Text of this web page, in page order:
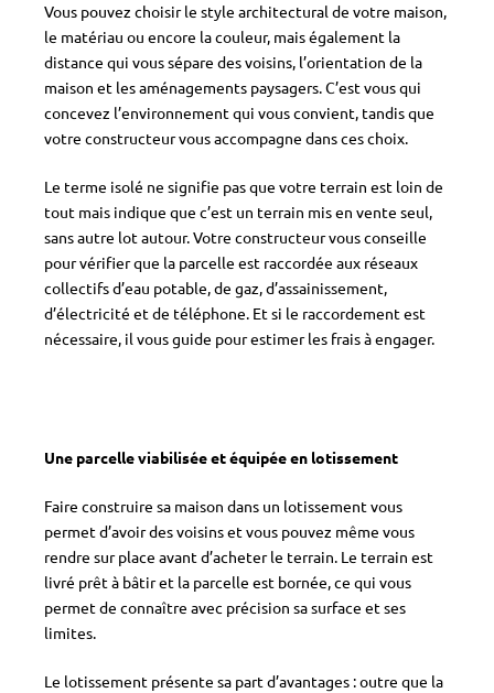
Vous pouvez choisir le style architectural de votre maison,
le matériau ou encore la couleur, mais également la
distance qui vous sépare des voisins, l’orientation de la
maison et les aménagements paysagers. C’est vous qui
concevez l’environnement qui vous convient, tandis que
votre constructeur vous accompagne dans ces choix.
Le terme isolé ne signifie pas que votre terrain est loin de
tout mais indique que c’est un terrain mis en vente seul,
sans autre lot autour. Votre constructeur vous conseille
pour vérifier que la parcelle est raccordée aux réseaux
collectifs d’eau potable, de gaz, d’assainissement,
d’électricité et de téléphone. Et si le raccordement est
nécessaire, il vous guide pour estimer les frais à engager.
Une parcelle viabilisée et équipée en lotissement
Faire construire sa maison dans un lotissement vous
permet d’avoir des voisins et vous pouvez même vous
rendre sur place avant d’acheter le terrain. Le terrain est
livré prêt à bâtir et la parcelle est bornée, ce qui vous
permet de connaître avec précision sa surface et ses
limites.
Le lotissement présente sa part d’avantages : outre que la